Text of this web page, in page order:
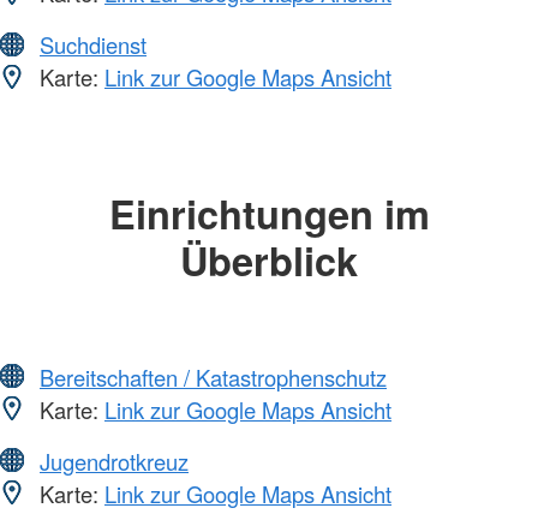
Suchdienst
Karte: Link zur Google Maps Ansicht
Einrichtungen im
Überblick
Bereitschaften / Katastrophenschutz
Karte: Link zur Google Maps Ansicht
Jugendrotkreuz
Karte: Link zur Google Maps Ansicht